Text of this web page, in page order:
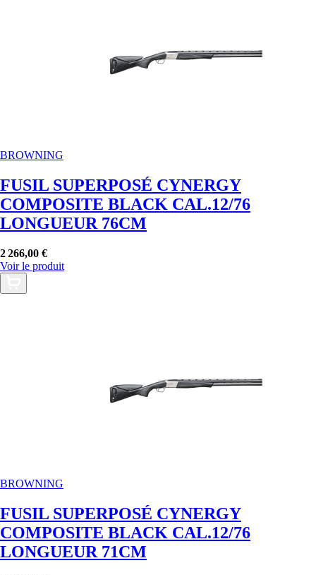
BROWNING
FUSIL SUPERPOSÉ CYNERGY
COMPOSITE BLACK CAL.12/76
LONGUEUR 76CM
2 266,00 €
Voir le produit
BROWNING
FUSIL SUPERPOSÉ CYNERGY
COMPOSITE BLACK CAL.12/76
LONGUEUR 71CM